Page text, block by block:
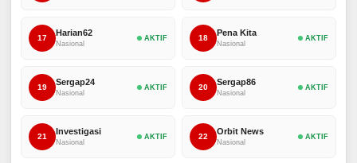
17
Harian62
Nasional
AKTIF 18
Pena Kita
Nasional
AKTIF
19
Sergap24
Nasional
AKTIF 20
Sergap86
Nasional
AKTIF
21
Investigasi
Nasional
AKTIF 22
Orbit News
Nasional
AKTIF